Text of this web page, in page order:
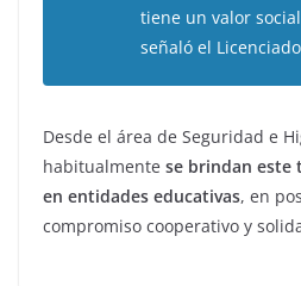
tiene un valor
señaló el
Desde el área de Seguridad e
habitualmente se brindan este
en entidades educativas, en
compromiso cooperativo y